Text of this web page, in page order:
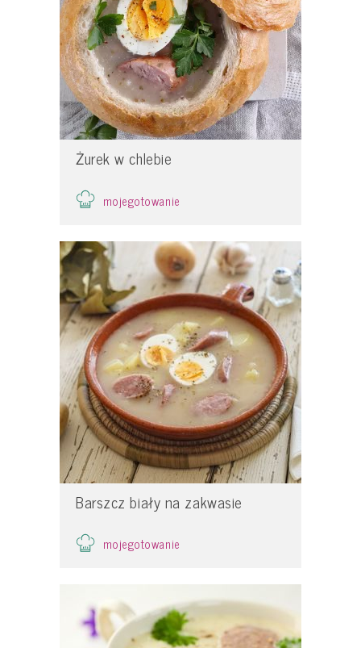
Żurek w chlebie
mojegotowanie
Barszcz biały na zakwasie
mojegotowanie